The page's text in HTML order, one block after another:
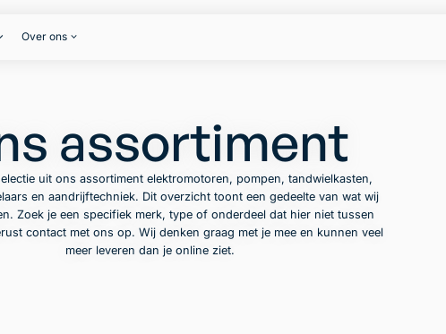
Over ons
assortiment
uit ons assortiment elektromotoren, pompen, tandwielkasten,
en aandrijftechniek. Dit overzicht toont een gedeelte van wat wij
Zoek je een specifiek merk, type of onderdeel dat hier niet tussen
contact met ons op. Wij denken graag met je mee en kunnen veel
meer leveren dan je online ziet.